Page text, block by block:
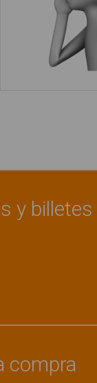
Leer más
y billetes
compra